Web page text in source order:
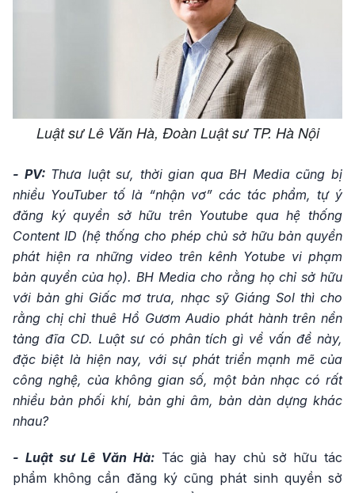
Luật sư Lê Văn Hà, Đoàn Luật sư TP. Hà Nội
- PV: Thưa luật sư, thời gian qua BH Media cũng bị
nhiều YouTuber tố là “nhận vơ” các tác phẩm, tự ý
đăng ký quyền sở hữu trên Youtube qua hệ thống
Content ID (hệ thống cho phép chủ sở hữu bản quyền
phát hiện ra những video trên kênh Yotube vi phạm
bản quyền của họ). BH Media cho rằng họ chỉ sở hữu
với bản ghi Giấc mơ trưa, nhạc sỹ Giáng Sol thì cho
rằng chị chỉ thuê Hồ Gươm Audio phát hành trên nền
tảng đĩa CD. Luật sư có phân tích gì về vấn đề này,
đặc biệt là hiện nay, với sự phát triển mạnh mẽ của
công nghệ, của không gian số, một bản nhạc có rất
nhiều bản phối khí, bản ghi âm, bản dàn dựng khác
nhau?
- Luật sư Lê Văn Hà:Tác giả hay chủ sở hữu tác
phẩm không cần đăng ký cũng phát sinh quyền sở